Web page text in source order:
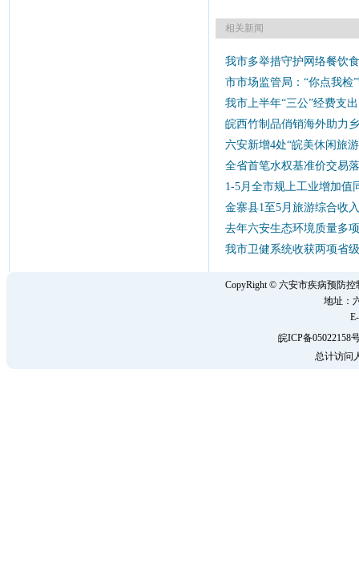
相关新闻
我市多举措守护网络餐饮
市市场监管局：“你点我检
我市上半年“三公”经费支
皖西竹制品俏销海外助力
六安新增4处“皖美休闲旅
全省首笔水权基准价交易
1-5月全市规上工业增加值
金寨县1至5月旅游综合收
去年六安生态环境质量多
我市卫健系统收获两项省
CopyRight © 六安市疾病预防
地址：
皖ICP备05022158
总计访问